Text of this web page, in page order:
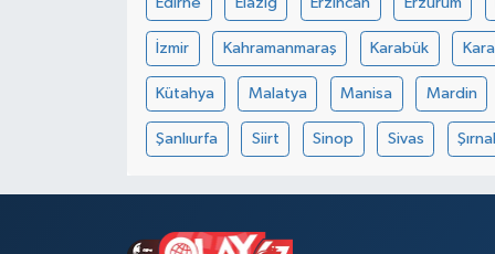
İzmir Kahramanmaraş Karabük
Kütahya Malatya Manisa Mardin
Şanlıurfa Siirt Sinop Sivas
Tüm Makaleler
Tüm Haberler